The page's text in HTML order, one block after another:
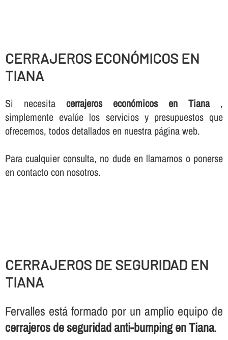
CERRAJEROS ECONÓMICOS EN
TIANA
Si necesita cerrajeros económicos en Tiana,
simplemente evalúe los servicios y presupuestos que
ofrecemos, todos detallados en nuestra página web.
Para cualquier consulta, no dude en llamarnos o ponerse
en contacto con nosotros.
CERRAJEROS DE SEGURIDAD EN
TIANA
Fervalles está formado por un amplio equipo de
cerrajeros de seguridad anti-bumping en Tiana.